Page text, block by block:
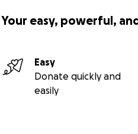
Your easy, powerful,
Easy
Donate quickly and
easily